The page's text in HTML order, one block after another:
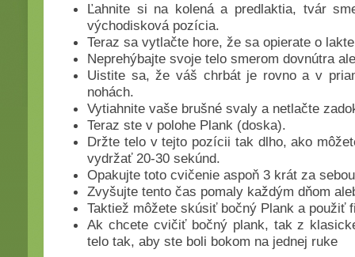
Ľahnite si na kolená a predlaktia, tvár
východisková pozícia.
Teraz sa vytlačte hore, že sa opierate o
Neprehýbajte svoje telo smerom dovnútra
Uistite sa, že váš chrbát je rovno a v
nohách.
Vytiahnite vaše brušné svaly a netlačte
Teraz ste v polohe Plank (doska).
Držte telo v tejto pozícii tak dlho, ako
vydržať 20-30 sekúnd.
Opakujte toto cvičenie aspoň 3 krát za
Zvyšujte tento čas pomaly každým dňom
Taktiež môžete skúsiť bočný Plank a použiť
Ak chcete cvičiť bočný plank, tak z
telo tak, aby ste boli bokom na jednej ruke